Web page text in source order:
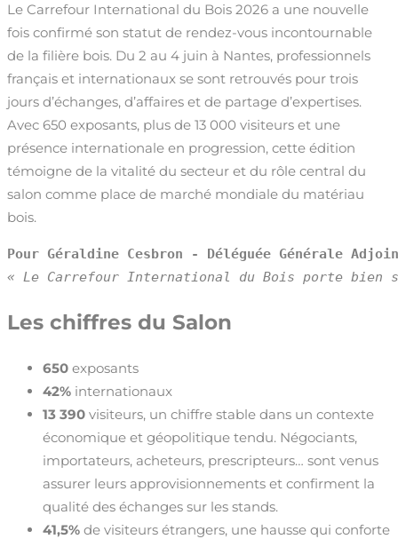
Le Carrefour International du Bois 2026 a une nouvelle
fois confirmé son statut de rendez-vous incontournable
de la filière bois. Du 2 au 4 juin à Nantes, professionnels
français et internationaux se sont retrouvés pour trois
jours d’échanges, d’affaires et de partage d’expertises.
Avec 650 exposants, plus de 13 000 visiteurs et une
présence internationale en progression, cette édition
témoigne de la vitalité du secteur et du rôle central du
salon comme place de marché mondiale du matériau
bois.
Pour Géraldine Cesbron - Déléguée Générale
« Le Carrefour International du Bois porte bien
Les chiffres du Salon
650 exposants
42% internationaux
13 390 visiteurs, un chiffre stable dans un contexte
économique et géopolitique tendu. Négociants,
importateurs, acheteurs, prescripteurs… sont venus
assurer leurs approvisionnements et confirment la
qualité des échanges sur les stands.
41,5% de visiteurs étrangers, une hausse qui conforte